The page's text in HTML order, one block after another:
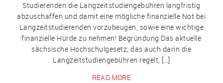
Studierenden die Langzeitstudiengebühren langfristig
abzuschaffen und damit eine mögliche finanzielle Not bei
Langzeitstudierenden vorzubeugen, sowie eine wichtige
finanzielle Hürde zu nehmen! Begründung Das aktuelle
sächsische Hochschulgesetz, das auch darin die
Langzeitstudiengebühren regelt, […]
READ MORE